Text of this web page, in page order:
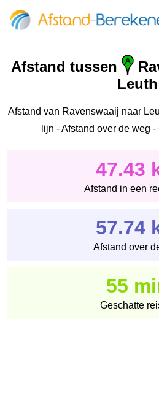
Afstand tussen
Leuth
Afstand van Ravenswaaij naar
lijn - Afstand over de weg
47.43
Afstand in een
57.74
Afstand over
55
Geschatte